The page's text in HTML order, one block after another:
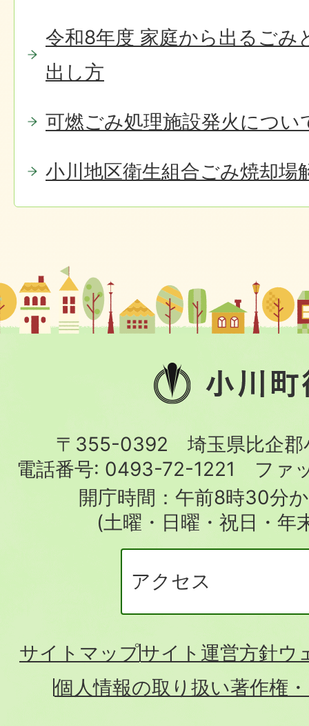
令和8年度 家庭から出るごみ
出し方
可燃ごみ処理施設発火につい
小川地区衛生組合ごみ焼却場
小
川
役
場
〒355-0392 埼玉県比企郡
電話番号: 0493-72-1221
ファ
開庁時間：午前8時30分
(土曜・日曜・祝日・年
アクセス
サイトマップサイト運営方針ウ
個人情報の取り扱い著作権